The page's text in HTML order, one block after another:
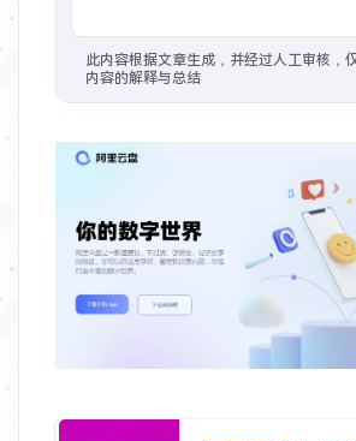
1年前：#教程/GFW VPS 搭建
1年前：#开源 #建站/图床
2年前： 在Vercel搭建了一个Bing壁纸的API，速度还是不错的，已经用到微博背景。搭建还是很简单的，Fork这个项目，然后把默认分支master改为vercel，然后直接在Vercel新建项目，导入你的fork，创建即可。除了获取Bing
此内容根据文章生成，并经过人工审核，
内容的解释与总结